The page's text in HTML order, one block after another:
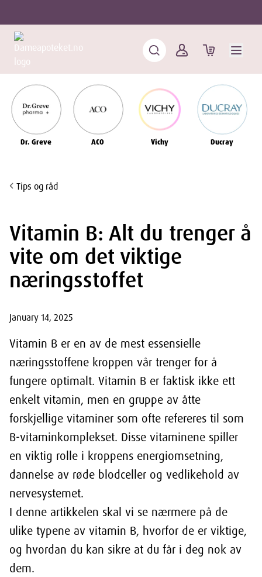
Dr. Greve ACO Vichy Ducray
Tips og råd
Vitamin B: Alt du trenger å
vite om det viktige
næringsstoffet
January 14, 2025
Vitamin B er en av de mest essensielle
næringsstoffene kroppen vår trenger for å
fungere optimalt. Vitamin B er faktisk ikke ett
enkelt vitamin, men en gruppe av åtte
forskjellige vitaminer som ofte refereres til som
B-vitaminkomplekset. Disse vitaminene spiller
en viktig rolle i kroppens energiomsetning,
dannelse av røde blodceller og vedlikehold av
nervesystemet.
I denne artikkelen skal vi se nærmere på de
ulike typene av vitamin B, hvorfor de er viktige,
og hvordan du kan sikre at du får i deg nok av
dem.